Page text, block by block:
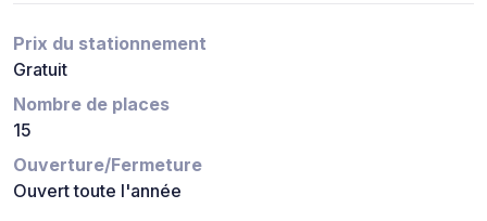
Prix du stationnement
Gratuit
Nombre de places
15
Ouverture/Fermeture
Ouvert toute l'année